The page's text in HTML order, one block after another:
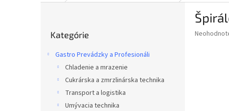
kategórie
Kategórie
Gastro Prevádzky a Profesionáli
Chladenie a mrazenie
Cukrárska a zmrzlinárska technika
Transport a logistika
Umývacia technika
Priemerné